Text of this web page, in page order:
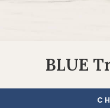
BLUE